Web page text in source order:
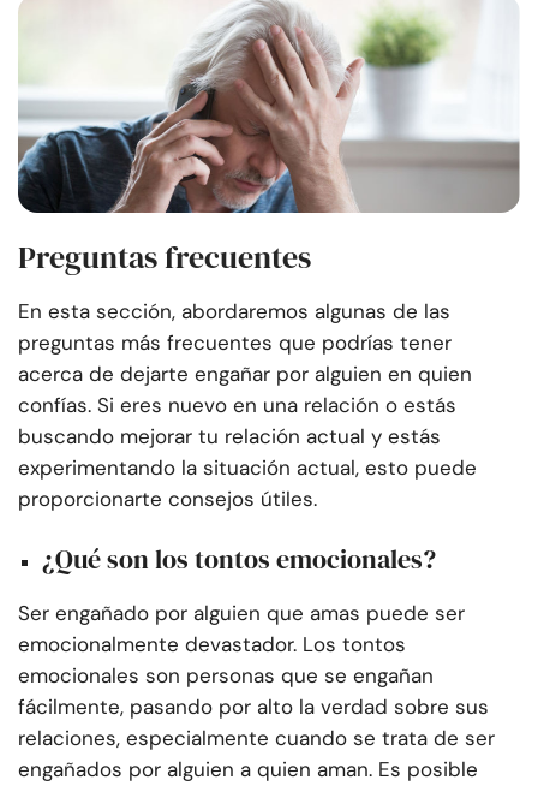
Preguntas frecuentes
En esta sección, abordaremos algunas de las
preguntas más frecuentes que podrías tener
acerca de dejarte engañar por alguien en quien
confías. Si eres nuevo en una relación o estás
buscando mejorar tu relación actual y estás
experimentando la situación actual, esto puede
proporcionarte consejos útiles.
¿Qué son los tontos emocionales?
Ser engañado por alguien que amas puede ser
emocionalmente devastador. Los tontos
emocionales son personas que se engañan
fácilmente, pasando por alto la verdad sobre sus
relaciones, especialmente cuando se trata de ser
engañados por alguien a quien aman. Es posible